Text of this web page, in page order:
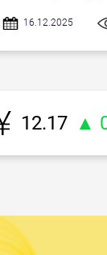
16.12.2025
12.17 ▲